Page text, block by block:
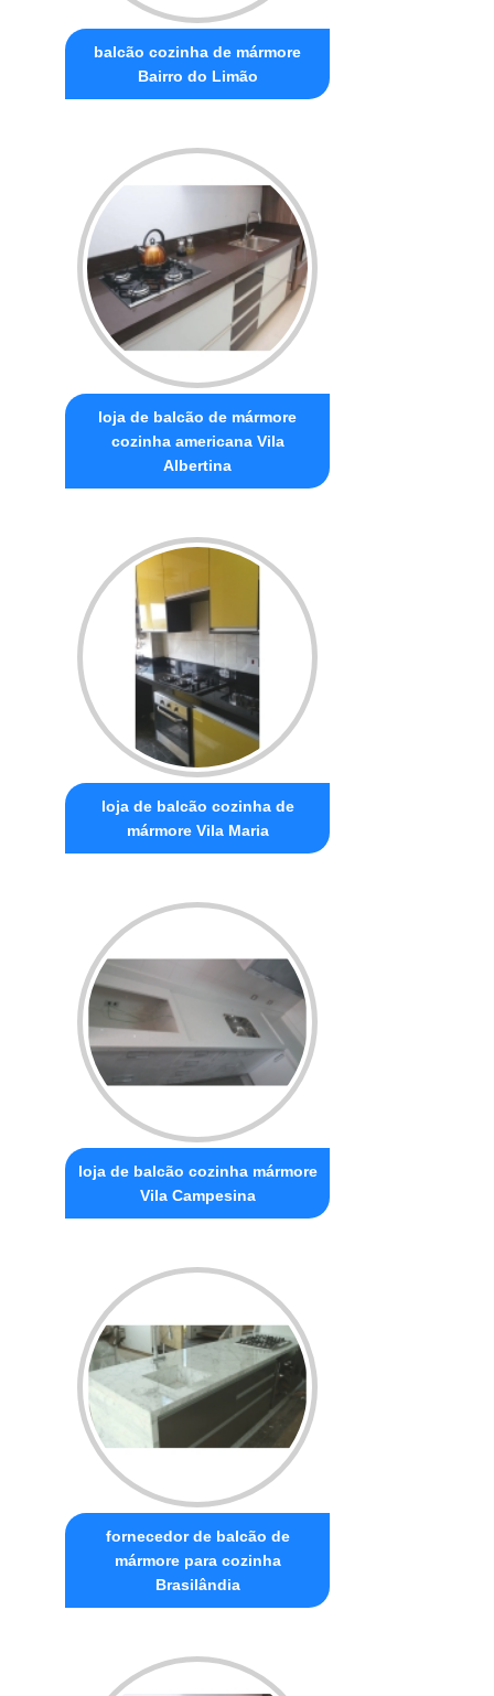
balcão cozinha de mármore
Bairro do Limão
loja de balcão de mármore
cozinha americana Vila
Albertina
loja de balcão cozinha de
mármore Vila Maria
loja de balcão cozinha mármore
Vila Campesina
fornecedor de balcão de
mármore para cozinha
Brasilândia